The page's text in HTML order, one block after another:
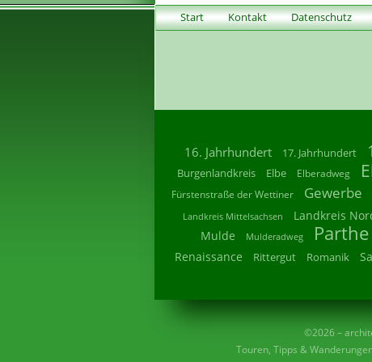
Start Kontakt Datenschutz
16. Jahrhundert 17. Jahrhundert
Burgenlandkreis Elbe Elberadweg
Fürstenstraße der Wettiner Gewerbe
Landkreis Mittelsachsen Landkreis
Mulde Mulderadweg Parthe
Renaissance Rittergut Romanik
©2026 –
Touren, Tipps &